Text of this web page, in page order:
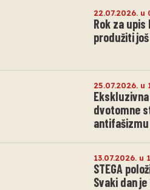
22.07.2026. u
Rok za
produžiti
25.07.2026. u
dvotomne
antifašizmu
13.07.2026. u
STEGA
Svaki dan je